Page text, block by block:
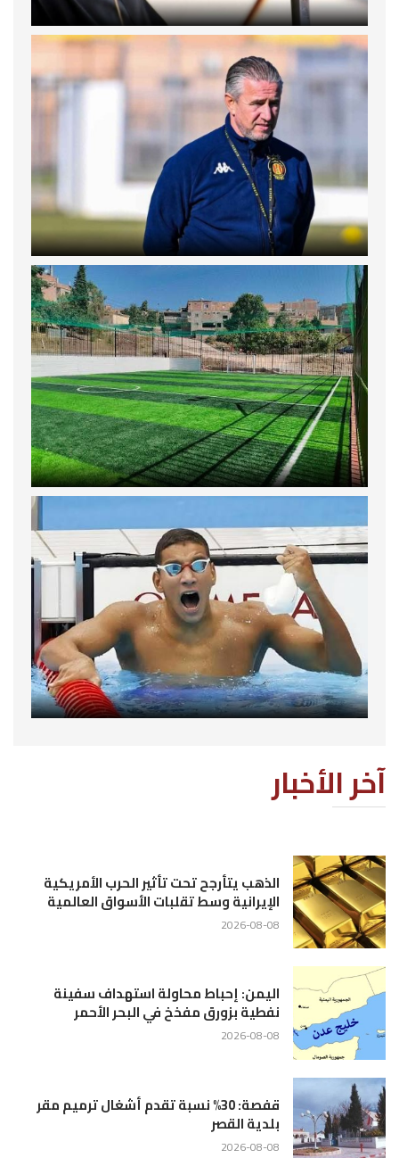
آخر الأخبار
الذهب يتأرجح تحت تأثير الحرب الأمريكية
الإيرانية وسط تقلبات الأسواق العالمية
2026-08-08
اليمن: إحباط محاولة استهداف سفينة
نفطية بزورق مفخخ في البحر الأحمر
2026-08-08
قفصة: 30% نسبة تقدم أشغال ترميم مقر
بلدية القصر
2026-08-08